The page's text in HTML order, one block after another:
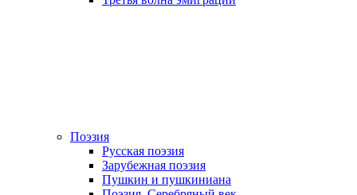
Поэзия
Русская поэзия
Зарубежная поэзия
Пушкин и пушкиниана